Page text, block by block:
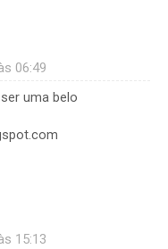
06:49
uma belo
15:13